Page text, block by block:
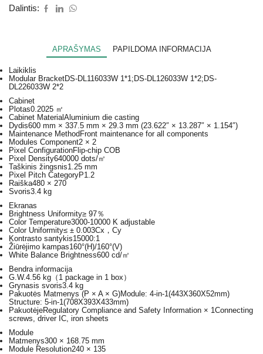
Dalintis:
APRAŠYMAS PAPILDOMA INFORMACIJA
Laikiklis
Modular BracketDS-DL116033W 1*1;DS-DL126033W 1*2;DS-
DL226033W 2*2
Cabinet
Plotas0.2025 ㎡
Cabinet Material Aluminium die casting
Dydis600 mm × 337.5 mm × 29.3 mm (23.622″ × 13.287″ × 1.154″)
Maintenance Method Front maintenance for all components
Modules Component2 × 2
Pixel ConfigurationFlip-chip COB
Pixel Density640000 dots/㎡
Taškinis žingsnis1.25 mm
Pixel Pitch CategoryP1.2
Raiška480 × 270
Svoris3.4 kg
Ekranas
Brightness Uniformity≥ 97％
Color Temperature3000-10000 K adjustable
Color Uniformity≤ ± 0.003Cx，Cy
Kontrasto santykis15000:1
Žiūrėjimo kampas160°(H)/160°(V)
White Balance Brightness600 cd/㎡
Bendra informacija
G.W. 4.56 kg（1 package in 1 box）
Grynasis svoris3.4 kg
Pakuotės Matmenys (P × A × G)Module: 4-in-1(443X360X52mm)
Structure: 5-in-1(708X393X433mm)
PakuotėjeRegulatory Compliance and Safety Information × 1Connecting
screws, driver IC, iron sheets
Module
Matmenys300 × 168.75 mm
Module Resolution240 × 135